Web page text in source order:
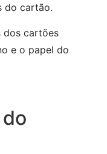
do cartão.
dos cartões
e o papel do